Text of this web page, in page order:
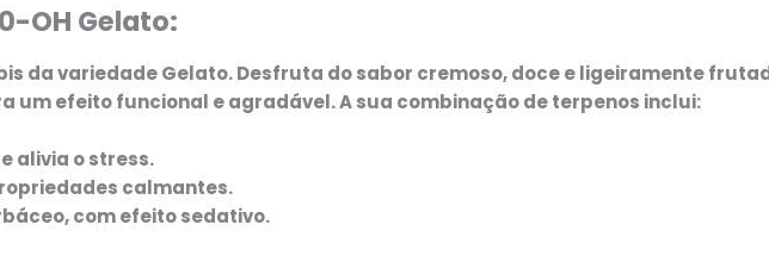
OH Gelato:
da variedade Gelato.Desfruta do sabor cremoso, doce e ligeiramente
um efeito funcional e agradável. A sua combinação de terpenos inclui:
alivia o stress.
calmantes.
com efeito sedativo.